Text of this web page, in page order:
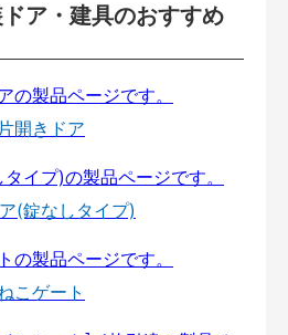
ア・建具のおすすめ
片開きドア
(錠なしタイプ)
こゲート